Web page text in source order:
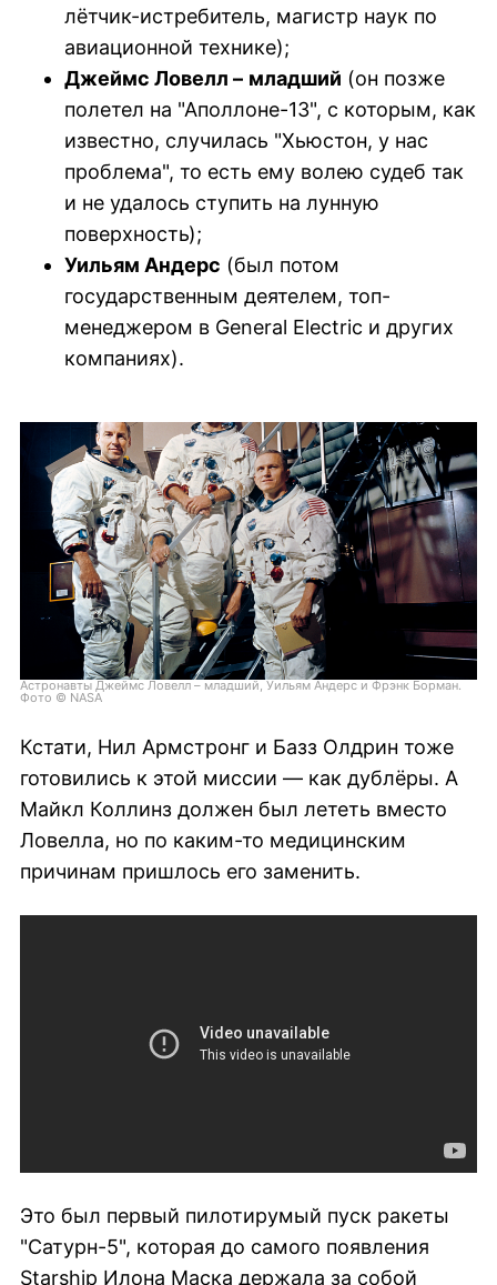
лётчик-истребитель, магистр наук по
авиационной технике);
Джеймс Ловелл – младший (он позже
полетел на "Аполлоне-13", с которым, как
известно, случилась "Хьюстон, у нас
проблема", то есть ему волею судеб так
и не удалось ступить на лунную
поверхность);
Уильям Андерс (был потом
государственным деятелем, топ-
менеджером в General Electric и других
компаниях).
Астронавты Джеймс Ловелл – младший, Уильям Андерс и Фрэнк Борман.
Фото © NASA
Кстати, Нил Армстронг и Базз Олдрин тоже
готовились к этой миссии — как дублёры. А
Майкл Коллинз должен был лететь вместо
Ловелла, но по каким-то медицинским
причинам пришлось его заменить.
Это был первый пилотирумый пуск ракеты
"Сатурн-5", которая до самого появления
Starship Илона Маска держала за собой